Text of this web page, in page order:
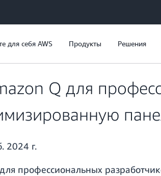
для себя AWS Продукты Решения
Q для
2024 г.
профессиональных